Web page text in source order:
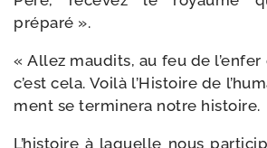
préparé ».
« Allez mau­dits, au feu de l’enfer
c’est cela. Voilà l’Histoire de
ment se ter­mi­ne­ra notre histoire.
L’histoire à laquelle nous